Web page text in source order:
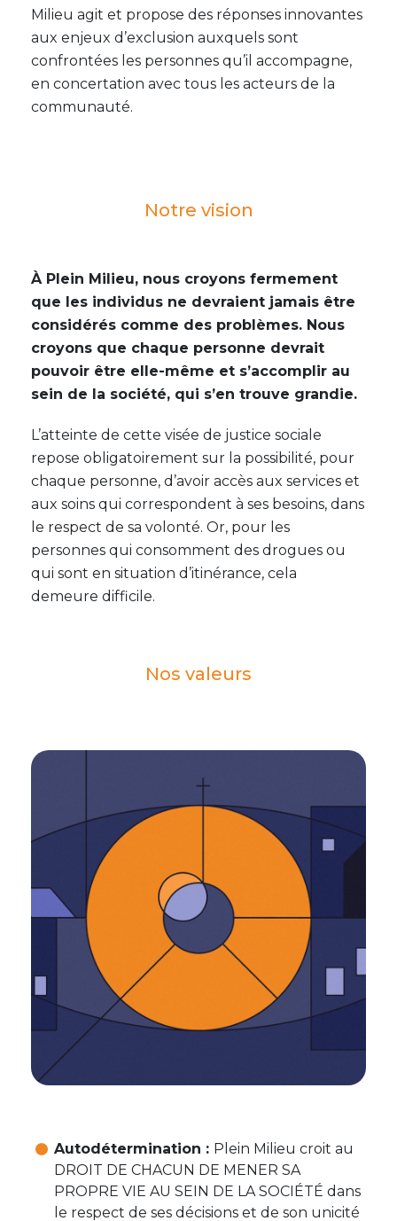
Milieu agit et propose des réponses innovantes
aux enjeux d’exclusion auxquels sont
confrontées les personnes qu’il accompagne,
en concertation avec tous les acteurs de la
communauté.
Notre vision
À Plein Milieu, nous croyons fermement
que les individus ne devraient jamais être
considérés comme des problèmes. Nous
croyons que chaque personne devrait
pouvoir être elle-même et s’accomplir au
sein de la société, qui s’en trouve grandie.
L’atteinte de cette visée de justice sociale
repose obligatoirement sur la possibilité, pour
chaque personne, d’avoir accès aux services et
aux soins qui correspondent à ses besoins, dans
le respect de sa volonté. Or, pour les
personnes qui consomment des drogues ou
qui sont en situation d’itinérance, cela
demeure difficile.
Nos valeurs
Autodétermination : Plein Milieu croit au
DROIT DE CHACUN DE MENER SA
PROPRE VIE AU SEIN DE LA SOCIÉTÉ dans
le respect de ses décisions et de son unicité